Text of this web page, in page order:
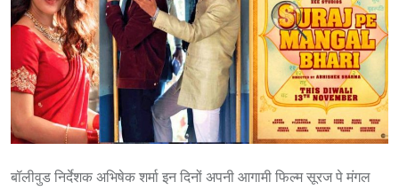
बॉलीवुड निर्देशक अभिषेक शर्मा इन दिनों अपनी आगामी फिल्म सूरज पे मंगल